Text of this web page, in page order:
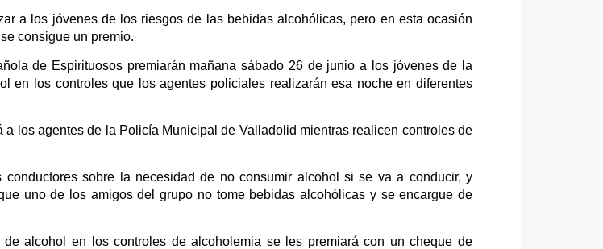
a los jóvenes de los riesgos de las bebidas alcohólicas, pero en esta ocasión
consigue un premio.
de Espirituosos premiarán mañana sábado 26 de junio a los jóvenes de la
en los controles que los agentes policiales realizarán esa noche en diferentes
los agentes de la Policía Municipal de Valladolid mientras realicen controles de
sobre la necesidad de no consumir alcohol si se va a conducir, y
uno de los amigos del grupo no tome bebidas alcohólicas y se encargue de
alcohol en los controles de alcoholemia se les premiará con un cheque de